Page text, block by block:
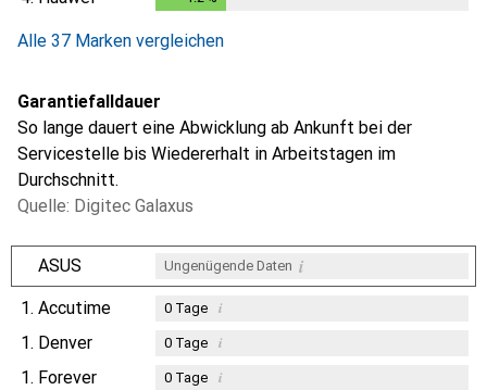
Alle 37 Marken vergleichen
Garantiefalldauer
So lange dauert eine Abwicklung ab Ankunft bei der
Servicestelle bis Wiedererhalt in Arbeitstagen im
Durchschnitt.
Quelle: Digitec Galaxus
ASUS Ungenügende Daten i
1. Accutime 0Tage i
1. Denver 0Tage i
1. Forever 0Tage i